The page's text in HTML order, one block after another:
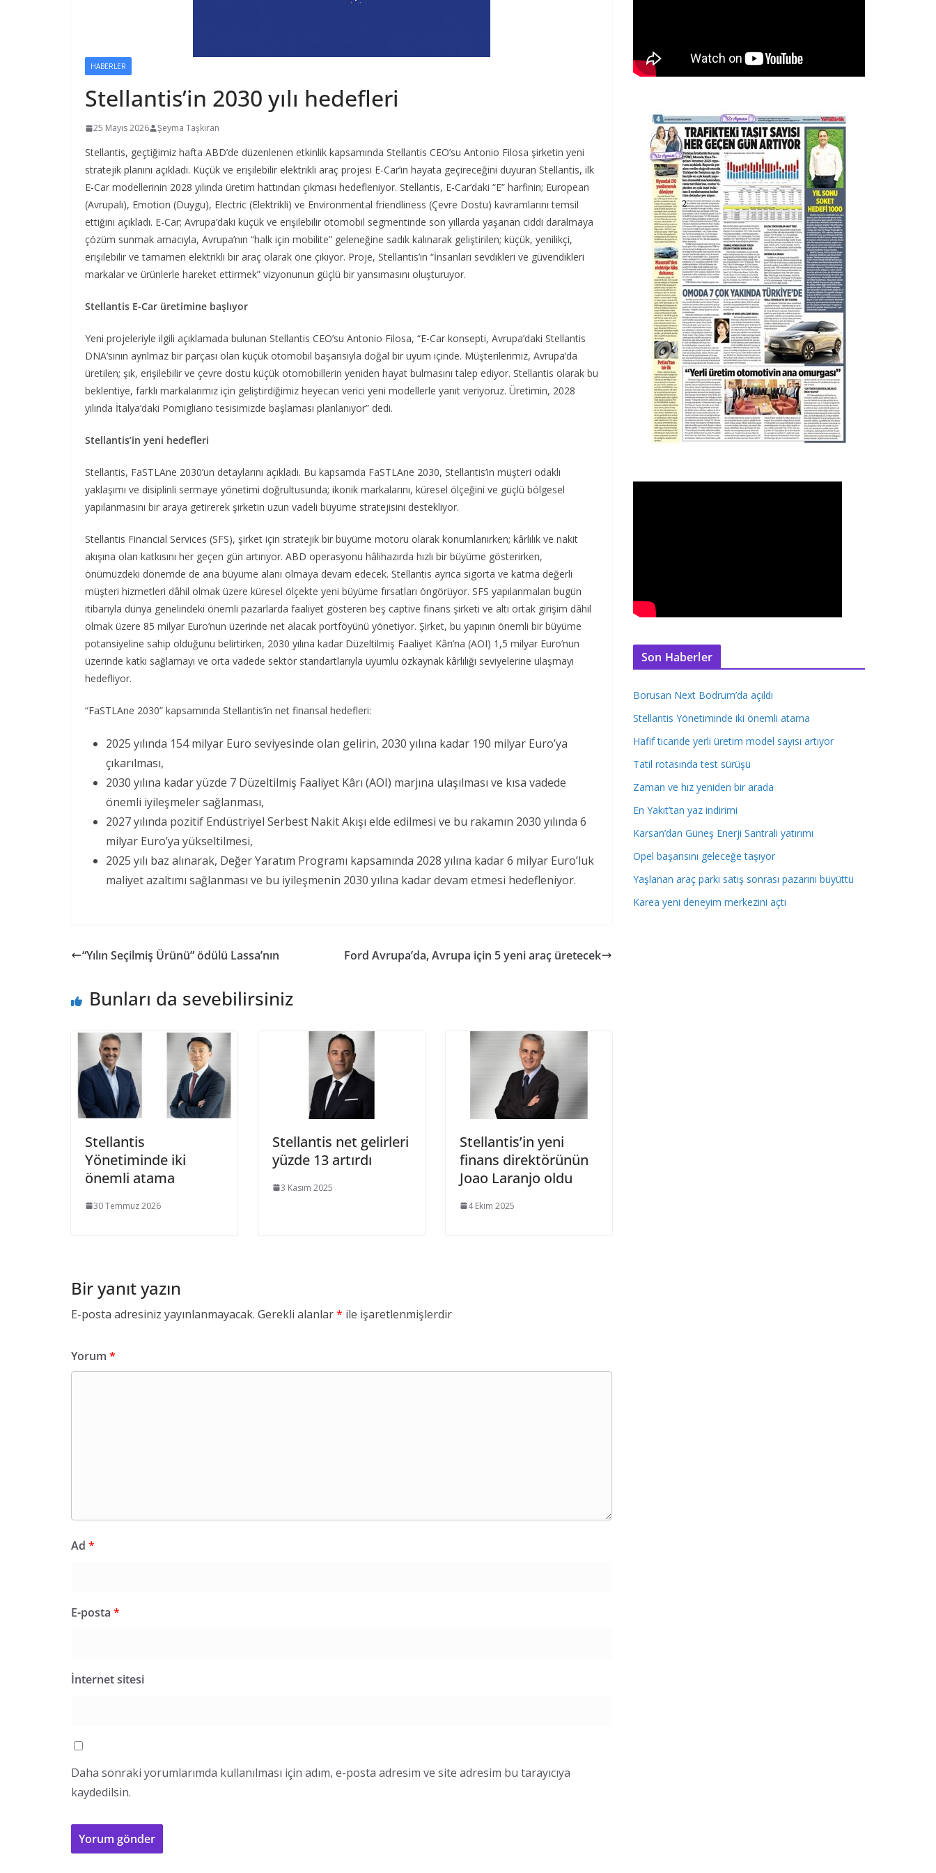
HABERLER
Stellantis’in 2030 yılı hedefleri
25 Mayıs 2026 Şeyma Taşkıran
Stellantis, geçtiğimiz hafta ABD’de düzenlenen etkinlik kapsamında Stellantis CEO’su Antonio Filosa şirketin yeni
stratejik planını açıkladı. Küçük ve erişilebilir elektrikli araç projesi E-Car’ın hayata geçireceğini duyuran Stellantis, ilk
E-Car modellerinin 2028 yılında üretim hattından çıkması hedefleniyor. Stellantis, E-Car’daki “E” harfinin; European
(Avrupalı), Emotion (Duygu), Electric (Elektrikli) ve Environmental friendliness (Çevre Dostu) kavramlarını temsil
ettiğini açıkladı. E-Car; Avrupa’daki küçük ve erişilebilir otomobil segmentinde son yıllarda yaşanan ciddi daralmaya
çözüm sunmak amacıyla, Avrupa’nın “halk için mobilite” geleneğine sadık kalınarak geliştirilen; küçük, yenilikçi,
erişilebilir ve tamamen elektrikli bir araç olarak öne çıkıyor. Proje, Stellantis’in “İnsanları sevdikleri ve güvendikleri
markalar ve ürünlerle hareket ettirmek” vizyonunun güçlü bir yansımasını oluşturuyor.
Stellantis E-Car üretimine başlıyor
Yeni projeleriyle ilgili açıklamada bulunan Stellantis CEO’su Antonio Filosa, “E-Car konsepti, Avrupa’daki Stellantis
DNA’sının ayrılmaz bir parçası olan küçük otomobil başarısıyla doğal bir uyum içinde. Müşterilerimiz, Avrupa’da
üretilen; şık, erişilebilir ve çevre dostu küçük otomobillerin yeniden hayat bulmasını talep ediyor. Stellantis olarak bu
beklentiye, farklı markalarımız için geliştirdiğimiz heyecan verici yeni modellerle yanıt veriyoruz. Üretimin, 2028
yılında İtalya’daki Pomigliano tesisimizde başlaması planlanıyor” dedi.
Stellantis’in yeni hedefleri
Stellantis, FaSTLAne 2030’un detaylarını açıkladı. Bu kapsamda FaSTLAne 2030, Stellantis’in müşteri odaklı
yaklaşımı ve disiplinli sermaye yönetimi doğrultusunda; ikonik markalarını, küresel ölçeğini ve güçlü bölgesel
yapılanmasını bir araya getirerek şirketin uzun vadeli büyüme stratejisini destekliyor.
Stellantis Financial Services (SFS), şirket için stratejik bir büyüme motoru olarak konumlanırken; kârlılık ve nakit
akışına olan katkısını her geçen gün artırıyor. ABD operasyonu hâlihazırda hızlı bir büyüme gösterirken,
önümüzdeki dönemde de ana büyüme alanı olmaya devam edecek. Stellantis ayrıca sigorta ve katma değerli
müşteri hizmetleri dâhil olmak üzere küresel ölçekte yeni büyüme fırsatları öngörüyor. SFS yapılanmaları bugün
itibarıyla dünya genelindeki önemli pazarlarda faaliyet gösteren beş captive finans şirketi ve altı ortak girişim dâhil
olmak üzere 85 milyar Euro’nun üzerinde net alacak portföyünü yönetiyor. Şirket, bu yapının önemli bir büyüme
potansiyeline sahip olduğunu belirtirken, 2030 yılına kadar Düzeltilmiş Faaliyet Kârı’na (AOI) 1,5 milyar Euro’nun
üzerinde katkı sağlamayı ve orta vadede sektör standartlarıyla uyumlu özkaynak kârlılığı seviyelerine ulaşmayı
hedefliyor.
“FaSTLAne 2030” kapsamında Stellantis’in net finansal hedefleri:
2025 yılında 154 milyar Euro seviyesinde olan gelirin, 2030 yılına kadar 190 milyar Euro’ya
çıkarılması,
2030 yılına kadar yüzde 7 Düzeltilmiş Faaliyet Kârı (AOI) marjına ulaşılması ve kısa vadede
önemli iyileşmeler sağlanması,
2027 yılında pozitif Endüstriyel Serbest Nakit Akışı elde edilmesi ve bu rakamın 2030 yılında 6
milyar Euro’ya yükseltilmesi,
2025 yılı baz alınarak, Değer Yaratım Programı kapsamında 2028 yılına kadar 6 milyar Euro’luk
maliyet azaltımı sağlanması ve bu iyileşmenin 2030 yılına kadar devam etmesi hedefleniyor.
“Yılın Seçilmiş Ürünü” ödülü Lassa’nın Ford Avrupa’da, Avrupa için 5 yeni araç üretecek
Bunları da sevebilirsiniz
Stellantis
Yönetiminde iki
önemli atama
30 Temmuz 2026
Stellantis net gelirleri
yüzde 13 artırdı
3 Kasım 2025
Stellantis’in yeni
finans direktörünün
Joao Laranjo oldu
4 Ekim 2025
Bir yanıt yazın
E-posta adresiniz yayınlanmayacak. Gerekli alanlar* ile işaretlenmişlerdir
Yorum *
Ad *
E-posta *
İnternet sitesi
Daha sonraki yorumlarımda kullanılması için adım, e-posta adresim ve site adresim bu tarayıcıya
kaydedilsin.
Son Haberler
Borusan Next Bodrum’da açıldı
Stellantis Yönetiminde iki önemli atama
Hafif ticaride yerli üretim model sayısı artıyor
Tatil rotasında test sürüşü
Zaman ve hız yeniden bir arada
En Yakıt’tan yaz indirimi
Karsan’dan Güneş Enerji Santrali yatırımı
Opel başarısını geleceğe taşıyor
Yaşlanan araç parkı satış sonrası pazarını büyüttü
Karea yeni deneyim merkezini açtı